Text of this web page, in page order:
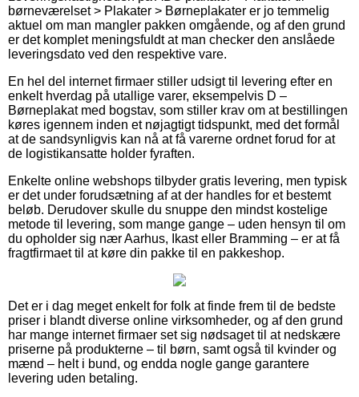
børneværelset > Plakater > Børneplakater er jo temmelig
aktuel om man mangler pakken omgående, og af den grund
er det komplet meningsfuldt at man checker den anslåede
leveringsdato ved den respektive vare.
En hel del internet firmaer stiller udsigt til levering efter en
enkelt hverdag på utallige varer, eksempelvis D –
Børneplakat med bogstav, som stiller krav om at bestillingen
køres igennem inden et nøjagtigt tidspunkt, med det formål
at de sandsynligvis kan nå at få varerne ordnet forud for at
de logistikansatte holder fyraften.
Enkelte online webshops tilbyder gratis levering, men typisk
er det under forudsætning af at der handles for et bestemt
beløb. Derudover skulle du snuppe den mindst kostelige
metode til levering, som mange gange – uden hensyn til om
du opholder sig nær Aarhus, Ikast eller Bramming – er at få
fragtfirmaet til at køre din pakke til en pakkeshop.
Det er i dag meget enkelt for folk at finde frem til de bedste
priser i blandt diverse online virksomheder, og af den grund
har mange internet firmaer set sig nødsaget til at nedskære
priserne på produkterne – til børn, samt også til kvinder og
mænd – helt i bund, og endda nogle gange garantere
levering uden betaling.